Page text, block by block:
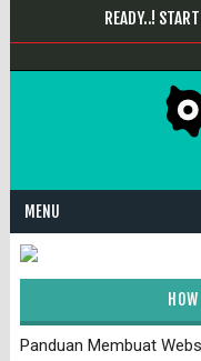
READY..!
MENU
Panduan Membuat